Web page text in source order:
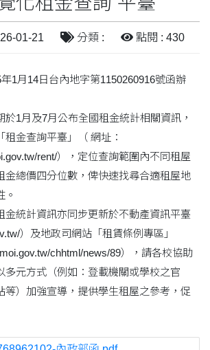
01-21 分類 : 點閱 : 430
1月14日台內地字第1150260916號函辦
於1月及7月公布全國租金統計相關資訊，
租金查詢平臺」（ 網址：
rent/），定位查詢範圍內不同租屋
金總價四分位數，俾快速找尋合適租屋地
。
金統計資訊亦同步更新於不動產資訊平臺
）及地政司網站「租賃條例專區」
chhtml/news/89），請各校協助
多元方式（例如：登載機關或學校之官
等）加強宣導，提供學生租屋之參考，促